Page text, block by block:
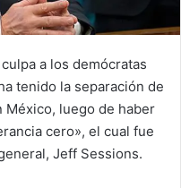
a los demócratas
tenido la separación de
México, luego de haber
cero», el cual fue
Jeff Sessions.